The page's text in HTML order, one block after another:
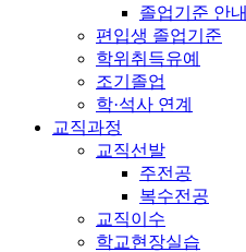
졸업기준 안내
편입생 졸업기준
학위취득유예
조기졸업
학·석사 연계
교직과정
교직선발
주전공
복수전공
교직이수
학교현장실습